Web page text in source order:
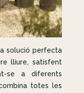
solució perfecta
lliure, satisfent
se a diferents
totes les